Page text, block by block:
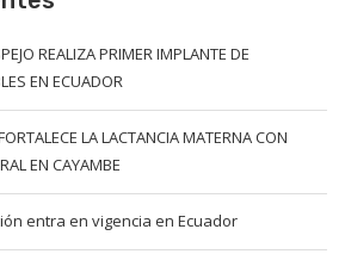
REALIZA PRIMER IMPLANTE DE
EN ECUADOR
LA LACTANCIA MATERNA CON
EN CAYAMBE
entra en vigencia en Ecuador